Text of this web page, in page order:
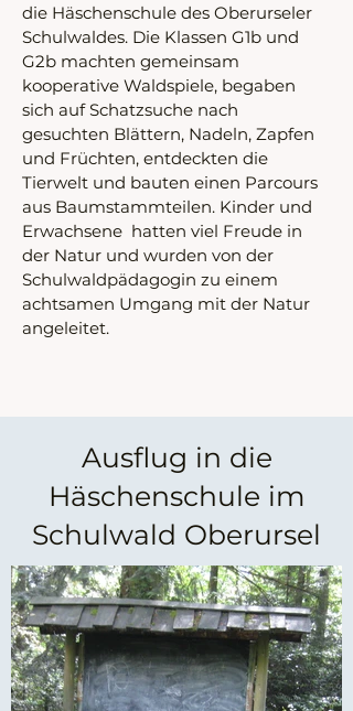
die Häschenschule des Oberurseler
Schulwaldes. Die Klassen G1b und
G2b machten gemeinsam
kooperative Waldspiele, begaben
sich auf Schatzsuche nach
gesuchten Blättern, Nadeln, Zapfen
und Früchten, entdeckten die
Tierwelt und bauten einen Parcours
aus Baumstammteilen. Kinder und
Erwachsene  hatten viel Freude in
der Natur und wurden von der
Schulwaldpädagogin zu einem
achtsamen Umgang mit der Natur
angeleitet.
Ausflug in die
Häschenschule im
Schulwald Oberursel